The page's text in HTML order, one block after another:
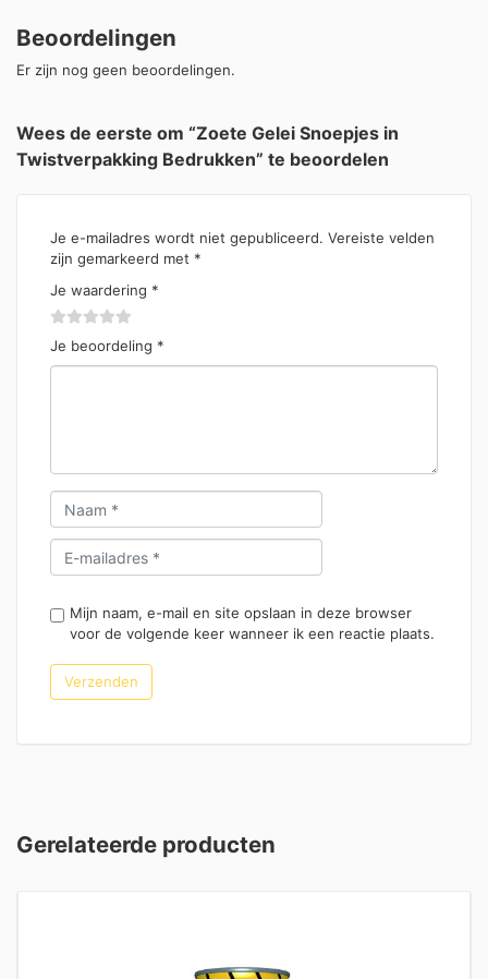
Beoordelingen
Er zijn nog geen beoordelingen.
Wees de eerste om “Zoete Gelei Snoepjes in
Twistverpakking Bedrukken” te beoordelen
Je e-mailadres wordt niet gepubliceerd. Vereiste velden
zijn gemarkeerd met *
Je waardering *
Je beoordeling *
Mijn naam, e-mail en site opslaan in deze browser
voor de volgende keer wanneer ik een reactie plaats.
Gerelateerde producten